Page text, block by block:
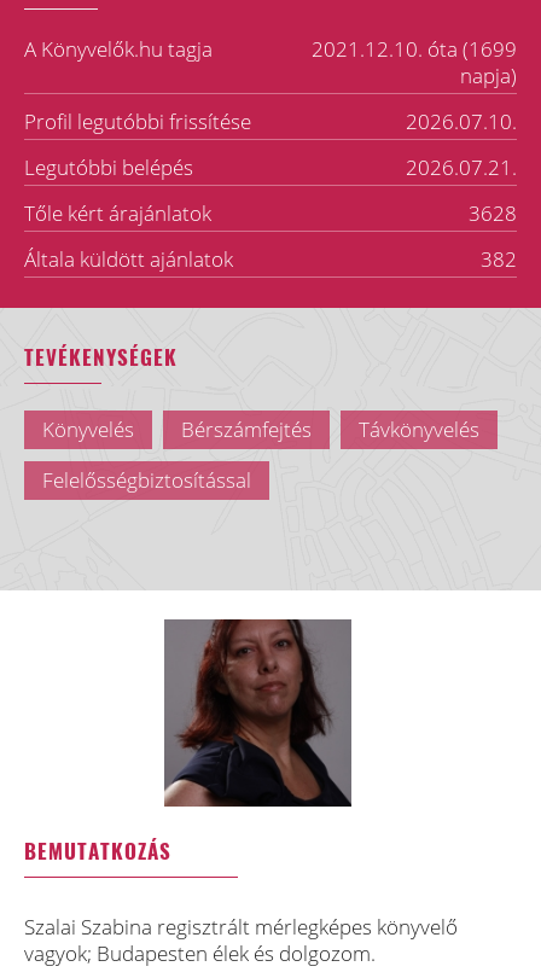
A Könyvelők.hu tagja
2021.12.10. óta (1699
napja)
Profil legutóbbi frissítése
2026.07.10.
Legutóbbi belépés
2026.07.21.
Tőle kért árajánlatok
3628
Általa küldött ajánlatok
382
TEVÉKENYSÉGEK
Könyvelés Bérszámfejtés
Távkönyvelés
Felelősségbiztosítással
BEMUTATKOZÁS
Szalai Szabina regisztrált mérlegképes könyvelő
vagyok; Budapesten élek és dolgozom.